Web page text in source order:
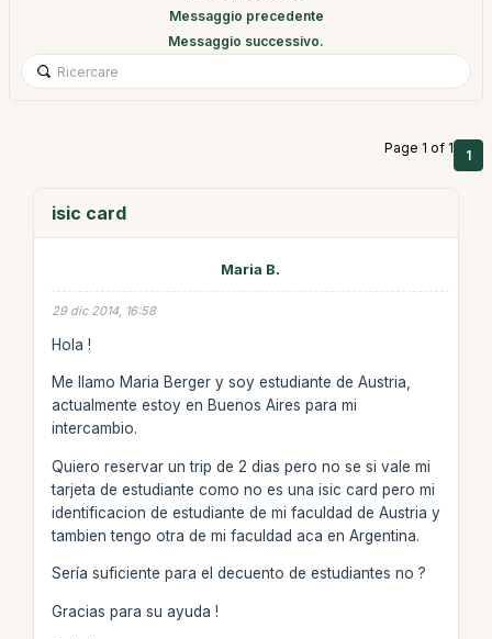
Messaggio precedente
Messaggio successivo.
Page 1 of 1 1
isic card
Maria B.
29 dic 2014, 16:58
Hola !
Me llamo Maria Berger y soy estudiante de Austria,
actualmente estoy en Buenos Aires para mi
intercambio.
Quiero reservar un trip de 2 dias pero no se si vale mi
tarjeta de estudiante como no es una isic card pero mi
identificacion de estudiante de mi faculdad de Austria y
tambien tengo otra de mi faculdad aca en Argentina.
Sería suficiente para el decuento de estudiantes no ?
Gracias para su ayuda !